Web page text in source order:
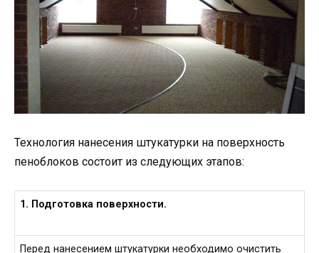
Технология нанесения штукатурки на поверхность
пеноблоков состоит из следующих этапов:
1. Подготовка поверхности.
Перед нанесением штукатурки необходимо очистить